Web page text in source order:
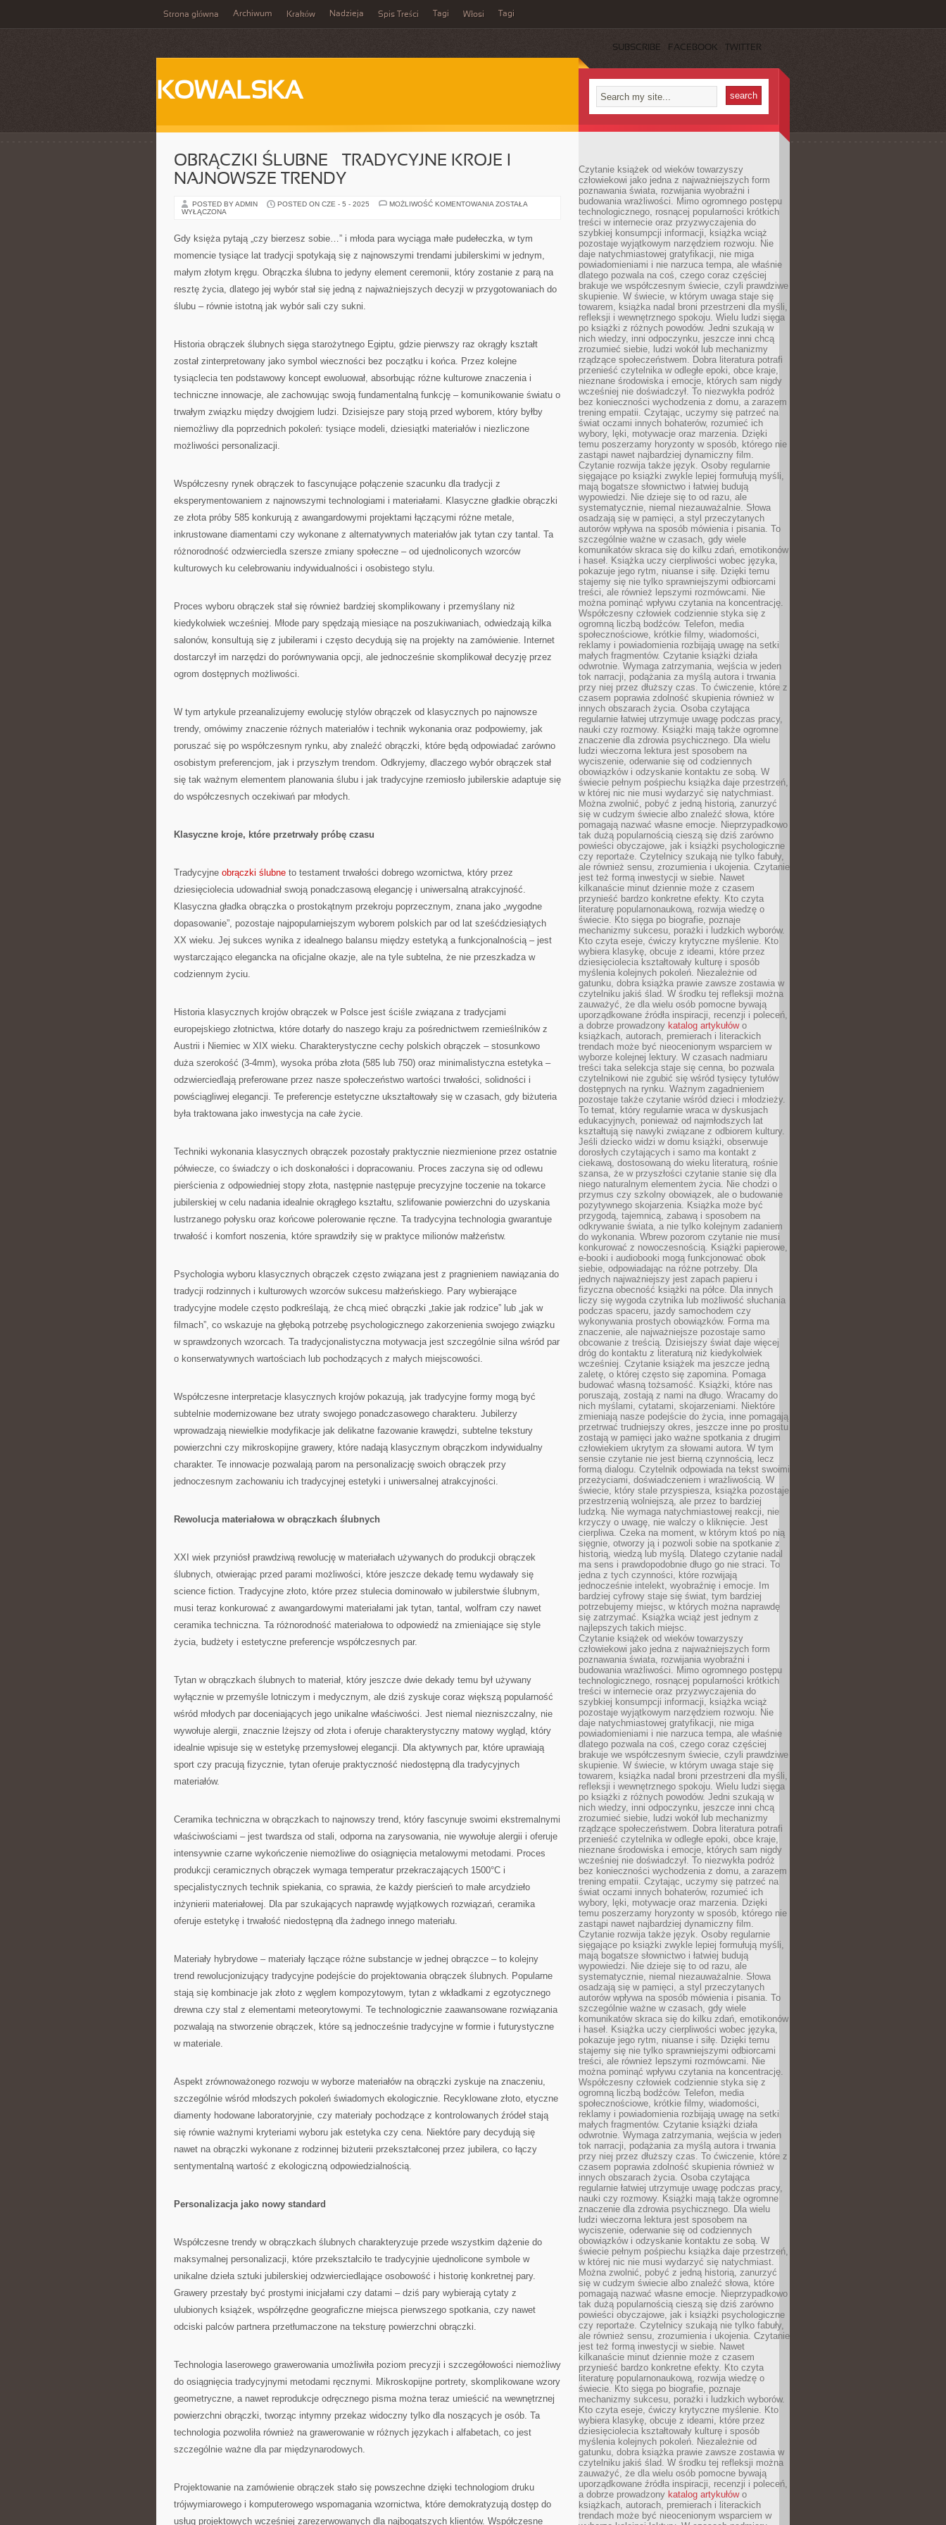
Strona główna Archiwum Kraków Nadzieja Spis Treści Tagi Włosi Tagi
SUBSCRIBE FACEBOOK TWITTER
KOWALSKA
OBRĄCZKI ŚLUBNE – TRADYCYJNE KROJE I
NAJNOWSZE TRENDY
POSTED BY ADMIN POSTED ON CZE - 5 - 2025 MOŻLIWOŚĆ KOMENTOWANIA OBRĄCZKI
KROJE
I
TRENDY
ZOSTAŁA
WYŁĄCZONA
Gdy księża pytają „czy bierzesz sobie…” i młoda para wyciąga małe pudełeczka, w tym
momencie tysiące lat tradycji spotykają się z najnowszymi trendami jubilerskimi w jednym,
małym złotym kręgu. Obrączka ślubna to jedyny element ceremonii, który zostanie z parą na
resztę życia, dlatego jej wybór stał się jedną z najważniejszych decyzji w przygotowaniach do
ślubu – równie istotną jak wybór sali czy sukni.
Historia obrączek ślubnych sięga starożytnego Egiptu, gdzie pierwszy raz okrągły kształt
został zinterpretowany jako symbol wieczności bez początku i końca. Przez kolejne
tysiąclecia ten podstawowy koncept ewoluował, absorbując różne kulturowe znaczenia i
techniczne innowacje, ale zachowując swoją fundamentalną funkcję – komunikowanie światu o
trwałym związku między dwojgiem ludzi. Dzisiejsze pary stoją przed wyborem, który byłby
niemożliwy dla poprzednich pokoleń: tysiące modeli, dziesiątki materiałów i niezliczone
możliwości personalizacji.
Współczesny rynek obrączek to fascynujące połączenie szacunku dla tradycji z
eksperymentowaniem z najnowszymi technologiami i materiałami. Klasyczne gładkie obrączki
ze złota próby 585 konkurują z awangardowymi projektami łączącymi różne metale,
inkrustowane diamentami czy wykonane z alternatywnych materiałów jak tytan czy tantal. Ta
różnorodność odzwierciedla szersze zmiany społeczne – od ujednoliconych wzorców
kulturowych ku celebrowaniu indywidualności i osobistego stylu.
Proces wyboru obrączek stał się również bardziej skomplikowany i przemyślany niż
kiedykolwiek wcześniej. Młode pary spędzają miesiące na poszukiwaniach, odwiedzają kilka
salonów, konsultują się z jubilerami i często decydują się na projekty na zamówienie. Internet
dostarczył im narzędzi do porównywania opcji, ale jednocześnie skomplikował decyzję przez
ogrom dostępnych możliwości.
W tym artykule przeanalizujemy ewolucję stylów obrączek od klasycznych po najnowsze
trendy, omówimy znaczenie różnych materiałów i technik wykonania oraz podpowiemy, jak
poruszać się po współczesnym rynku, aby znaleźć obrączki, które będą odpowiadać zarówno
osobistym preferencjom, jak i przyszłym trendom. Odkryjemy, dlaczego wybór obrączek stał
się tak ważnym elementem planowania ślubu i jak tradycyjne rzemiosło jubilerskie adaptuje się
do współczesnych oczekiwań par młodych.
Klasyczne kroje, które przetrwały próbę czasu
Tradycyjne obrączki ślubne to testament trwałości dobrego wzornictwa, który przez
dziesięciolecia udowadniał swoją ponadczasową elegancję i uniwersalną atrakcyjność.
Klasyczna gładka obrączka o prostokątnym przekroju poprzecznym, znana jako „wygodne
dopasowanie”, pozostaje najpopularniejszym wyborem polskich par od lat sześćdziesiątych
XX wieku. Jej sukces wynika z idealnego balansu między estetyką a funkcjonalnością – jest
wystarczająco elegancka na oficjalne okazje, ale na tyle subtelna, że nie przeszkadza w
codziennym życiu.
Historia klasycznych krojów obrączek w Polsce jest ściśle związana z tradycjami
europejskiego złotnictwa, które dotarły do naszego kraju za pośrednictwem rzemieślników z
Austrii i Niemiec w XIX wieku. Charakterystyczne cechy polskich obrączek – stosunkowo
duża szerokość (3-4mm), wysoka próba złota (585 lub 750) oraz minimalistyczna estetyka –
odzwierciedlają preferowane przez nasze społeczeństwo wartości trwałości, solidności i
powściągliwej elegancji. Te preferencje estetyczne ukształtowały się w czasach, gdy biżuteria
była traktowana jako inwestycja na całe życie.
Techniki wykonania klasycznych obrączek pozostały praktycznie niezmienione przez ostatnie
półwiecze, co świadczy o ich doskonałości i dopracowaniu. Proces zaczyna się od odlewu
pierścienia z odpowiedniej stopy złota, następnie następuje precyzyjne toczenie na tokarce
jubilerskiej w celu nadania idealnie okrągłego kształtu, szlifowanie powierzchni do uzyskania
lustrzanego połysku oraz końcowe polerowanie ręczne. Ta tradycyjna technologia gwarantuje
trwałość i komfort noszenia, które sprawdziły się w praktyce milionów małżeństw.
Psychologia wyboru klasycznych obrączek często związana jest z pragnieniem nawiązania do
tradycji rodzinnych i kulturowych wzorców sukcesu małżeńskiego. Pary wybierające
tradycyjne modele często podkreślają, że chcą mieć obrączki „takie jak rodzice” lub „jak w
filmach”, co wskazuje na głęboką potrzebę psychologicznego zakorzenienia swojego związku
w sprawdzonych wzorcach. Ta tradycjonalistyczna motywacja jest szczególnie silna wśród par
o konserwatywnych wartościach lub pochodzących z małych miejscowości.
Współczesne interpretacje klasycznych krojów pokazują, jak tradycyjne formy mogą być
subtelnie modernizowane bez utraty swojego ponadczasowego charakteru. Jubilerzy
wprowadzają niewielkie modyfikacje jak delikatne fazowanie krawędzi, subtelne tekstury
powierzchni czy mikroskopijne grawery, które nadają klasycznym obrączkom indywidualny
charakter. Te innowacje pozwalają parom na personalizację swoich obrączek przy
jednoczesnym zachowaniu ich tradycyjnej estetyki i uniwersalnej atrakcyjności.
Rewolucja materiałowa w obrączkach ślubnych
XXI wiek przyniósł prawdziwą rewolucję w materiałach używanych do produkcji obrączek
ślubnych, otwierając przed parami możliwości, które jeszcze dekadę temu wydawały się
science fiction. Tradycyjne złoto, które przez stulecia dominowało w jubilerstwie ślubnym,
musi teraz konkurować z awangardowymi materiałami jak tytan, tantal, wolfram czy nawet
ceramika techniczna. Ta różnorodność materiałowa to odpowiedź na zmieniające się style
życia, budżety i estetyczne preferencje współczesnych par.
Tytan w obrączkach ślubnych to materiał, który jeszcze dwie dekady temu był używany
wyłącznie w przemyśle lotniczym i medycznym, ale dziś zyskuje coraz większą popularność
wśród młodych par doceniających jego unikalne właściwości. Jest niemal niezniszczalny, nie
wywołuje alergii, znacznie lżejszy od złota i oferuje charakterystyczny matowy wygląd, który
idealnie wpisuje się w estetykę przemysłowej elegancji. Dla aktywnych par, które uprawiają
sport czy pracują fizycznie, tytan oferuje praktyczność niedostępną dla tradycyjnych
materiałów.
Ceramika techniczna w obrączkach to najnowszy trend, który fascynuje swoimi ekstremalnymi
właściwościami – jest twardsza od stali, odporna na zarysowania, nie wywołuje alergii i oferuje
intensywnie czarne wykończenie niemożliwe do osiągnięcia metalowymi metodami. Proces
produkcji ceramicznych obrączek wymaga temperatur przekraczających 1500°C i
specjalistycznych technik spiekania, co sprawia, że każdy pierścień to małe arcydzieło
inżynierii materiałowej. Dla par szukających naprawdę wyjątkowych rozwiązań, ceramika
oferuje estetykę i trwałość niedostępną dla żadnego innego materiału.
Materiały hybrydowe – materiały łączące różne substancje w jednej obrączce – to kolejny
trend rewolucjonizujący tradycyjne podejście do projektowania obrączek ślubnych. Popularne
stają się kombinacje jak złoto z węglem kompozytowym, tytan z wkładkami z egzotycznego
drewna czy stal z elementami meteorytowymi. Te technologicznie zaawansowane rozwiązania
pozwalają na stworzenie obrączek, które są jednocześnie tradycyjne w formie i futurystyczne
w materiale.
Aspekt zrównoważonego rozwoju w wyborze materiałów na obrączki zyskuje na znaczeniu,
szczególnie wśród młodszych pokoleń świadomych ekologicznie. Recyklowane złoto, etyczne
diamenty hodowane laboratoryjnie, czy materiały pochodzące z kontrolowanych źródeł stają
się równie ważnymi kryteriami wyboru jak estetyka czy cena. Niektóre pary decydują się
nawet na obrączki wykonane z rodzinnej biżuterii przekształconej przez jubilera, co łączy
sentymentalną wartość z ekologiczną odpowiedzialnością.
Personalizacja jako nowy standard
Współczesne trendy w obrączkach ślubnych charakteryzuje przede wszystkim dążenie do
maksymalnej personalizacji, które przekształciło te tradycyjnie ujednolicone symbole w
unikalne dzieła sztuki jubilerskiej odzwierciedlające osobowość i historię konkretnej pary.
Grawery przestały być prostymi inicjałami czy datami – dziś pary wybierają cytaty z
ulubionych książek, współrzędne geograficzne miejsca pierwszego spotkania, czy nawet
odciski palców partnera przetłumaczone na teksturę powierzchni obrączki.
Technologia laserowego grawerowania umożliwiła poziom precyzji i szczegółowości niemożliwy
do osiągnięcia tradycyjnymi metodami ręcznymi. Mikroskopijne portrety, skomplikowane wzory
geometryczne, a nawet reprodukcje odręcznego pisma można teraz umieścić na wewnętrznej
powierzchni obrączki, tworząc intymny przekaz widoczny tylko dla noszących je osób. Ta
technologia pozwoliła również na grawerowanie w różnych językach i alfabetach, co jest
szczególnie ważne dla par międzynarodowych.
Projektowanie na zamówienie obrączek stało się powszechne dzięki technologiom druku
trójwymiarowego i komputerowego wspomagania wzornictwa, które demokratyzują dostęp do
usług projektowych wcześniej zarezerwowanych dla najbogatszych klientów. Współczesne
Czytanie książek od wieków towarzyszy
człowiekowi jako jedna z najważniejszych form
poznawania świata, rozwijania wyobraźni i
budowania wrażliwości. Mimo ogromnego postępu
technologicznego, rosnącej popularności krótkich
treści w internecie oraz przyzwyczajenia do
szybkiej konsumpcji informacji, książka wciąż
pozostaje wyjątkowym narzędziem rozwoju. Nie
daje natychmiastowej gratyfikacji, nie miga
powiadomieniami i nie narzuca tempa, ale właśnie
dlatego pozwala na coś, czego coraz częściej
brakuje we współczesnym świecie, czyli prawdziwe
skupienie. W świecie, w którym uwaga staje się
towarem, książka nadal broni przestrzeni dla myśli,
refleksji i wewnętrznego spokoju. Wielu ludzi sięga
po książki z różnych powodów. Jedni szukają w
nich wiedzy, inni odpoczynku, jeszcze inni chcą
zrozumieć siebie, ludzi wokół lub mechanizmy
rządzące społeczeństwem. Dobra literatura potrafi
przenieść czytelnika w odległe epoki, obce kraje,
nieznane środowiska i emocje, których sam nigdy
wcześniej nie doświadczył. To niezwykła podróż
bez konieczności wychodzenia z domu, a zarazem
trening empatii. Czytając, uczymy się patrzeć na
świat oczami innych bohaterów, rozumieć ich
wybory, lęki, motywacje oraz marzenia. Dzięki
temu poszerzamy horyzonty w sposób, którego nie
zastąpi nawet najbardziej dynamiczny film.
Czytanie rozwija także język. Osoby regularnie
sięgające po książki zwykle lepiej formułują myśli,
mają bogatsze słownictwo i łatwiej budują
wypowiedzi. Nie dzieje się to od razu, ale
systematycznie, niemal niezauważalnie. Słowa
osadzają się w pamięci, a styl przeczytanych
autorów wpływa na sposób mówienia i pisania. To
szczególnie ważne w czasach, gdy wiele
komunikatów skraca się do kilku zdań, emotikonów
i haseł. Książka uczy cierpliwości wobec języka,
pokazuje jego rytm, niuanse i siłę. Dzięki temu
stajemy się nie tylko sprawniejszymi odbiorcami
treści, ale również lepszymi rozmówcami. Nie
można pominąć wpływu czytania na koncentrację.
Współczesny człowiek codziennie styka się z
ogromną liczbą bodźców. Telefon, media
społecznościowe, krótkie filmy, wiadomości,
reklamy i powiadomienia rozbijają uwagę na setki
małych fragmentów. Czytanie książki działa
odwrotnie. Wymaga zatrzymania, wejścia w jeden
tok narracji, podążania za myślą autora i trwania
przy niej przez dłuższy czas. To ćwiczenie, które z
czasem poprawia zdolność skupienia również w
innych obszarach życia. Osoba czytająca
regularnie łatwiej utrzymuje uwagę podczas pracy,
nauki czy rozmowy. Książki mają także ogromne
znaczenie dla zdrowia psychicznego. Dla wielu
ludzi wieczorna lektura jest sposobem na
wyciszenie, oderwanie się od codziennych
obowiązków i odzyskanie kontaktu ze sobą. W
świecie pełnym pośpiechu książka daje przestrzeń,
w której nic nie musi wydarzyć się natychmiast.
Można zwolnić, pobyć z jedną historią, zanurzyć
się w cudzym świecie albo znaleźć słowa, które
pomagają nazwać własne emocje. Nieprzypadkowo
tak dużą popularnością cieszą się dziś zarówno
powieści obyczajowe, jak i książki psychologiczne
czy reportaże. Czytelnicy szukają nie tylko fabuły,
ale również sensu, zrozumienia i ukojenia. Czytanie
jest też formą inwestycji w siebie. Nawet
kilkanaście minut dziennie może z czasem
przynieść bardzo konkretne efekty. Kto czyta
literaturę popularnonaukową, rozwija wiedzę o
świecie. Kto sięga po biografie, poznaje
mechanizmy sukcesu, porażki i ludzkich wyborów.
Kto czyta eseje, ćwiczy krytyczne myślenie. Kto
wybiera klasykę, obcuje z ideami, które przez
dziesięciolecia kształtowały kulturę i sposób
myślenia kolejnych pokoleń. Niezależnie od
gatunku, dobra książka prawie zawsze zostawia w
czytelniku jakiś ślad. W środku tej refleksji można
zauważyć, że dla wielu osób pomocne bywają
uporządkowane źródła inspiracji, recenzji i poleceń,
a dobrze prowadzony katalog artykułówo
książkach, autorach, premierach i literackich
trendach może być nieocenionym wsparciem w
wyborze kolejnej lektury. W czasach nadmiaru
treści taka selekcja staje się cenna, bo pozwala
czytelnikowi nie zgubić się wśród tysięcy tytułów
dostępnych na rynku. Ważnym zagadnieniem
pozostaje także czytanie wśród dzieci i młodzieży.
To temat, który regularnie wraca w dyskusjach
edukacyjnych, ponieważ od najmłodszych lat
kształtują się nawyki związane z odbiorem kultury.
Jeśli dziecko widzi w domu książki, obserwuje
dorosłych czytających i samo ma kontakt z
ciekawą, dostosowaną do wieku literaturą, rośnie
szansa, że w przyszłości czytanie stanie się dla
niego naturalnym elementem życia. Nie chodzi o
przymus czy szkolny obowiązek, ale o budowanie
pozytywnego skojarzenia. Książka może być
przygodą, tajemnicą, zabawą i sposobem na
odkrywanie świata, a nie tylko kolejnym zadaniem
do wykonania. Wbrew pozorom czytanie nie musi
konkurować z nowoczesnością. Książki papierowe,
e-booki i audiobooki mogą funkcjonować obok
siebie, odpowiadając na różne potrzeby. Dla
jednych najważniejszy jest zapach papieru i
fizyczna obecność książki na półce. Dla innych
liczy się wygoda czytnika lub możliwość słuchania
podczas spaceru, jazdy samochodem czy
wykonywania prostych obowiązków. Forma ma
znaczenie, ale najważniejsze pozostaje samo
obcowanie z treścią. Dzisiejszy świat daje więcej
dróg do kontaktu z literaturą niż kiedykolwiek
wcześniej. Czytanie książek ma jeszcze jedną
zaletę, o której często się zapomina. Pomaga
budować własną tożsamość. Książki, które nas
poruszają, zostają z nami na długo. Wracamy do
nich myślami, cytatami, skojarzeniami. Niektóre
zmieniają nasze podejście do życia, inne pomagają
przetrwać trudniejszy okres, jeszcze inne po prostu
zostają w pamięci jako ważne spotkania z drugim
człowiekiem ukrytym za słowami autora. W tym
sensie czytanie nie jest bierną czynnością, lecz
formą dialogu. Czytelnik odpowiada na tekst swoimi
przeżyciami, doświadczeniem i wrażliwością. W
świecie, który stale przyspiesza, książka pozostaje
przestrzenią wolniejszą, ale przez to bardziej
ludzką. Nie wymaga natychmiastowej reakcji, nie
krzyczy o uwagę, nie walczy o kliknięcie. Jest
cierpliwa. Czeka na moment, w którym ktoś po nią
sięgnie, otworzy ją i pozwoli sobie na spotkanie z
historią, wiedzą lub myślą. Dlatego czytanie nadal
ma sens i prawdopodobnie długo go nie straci. To
jedna z tych czynności, które rozwijają
jednocześnie intelekt, wyobraźnię i emocje. Im
bardziej cyfrowy staje się świat, tym bardziej
potrzebujemy miejsc, w których można naprawdę
się zatrzymać. Książka wciąż jest jednym z
najlepszych takich miejsc.
Czytanie książek od wieków towarzyszy
człowiekowi jako jedna z najważniejszych form
poznawania świata, rozwijania wyobraźni i
budowania wrażliwości. Mimo ogromnego postępu
technologicznego, rosnącej popularności krótkich
treści w internecie oraz przyzwyczajenia do
szybkiej konsumpcji informacji, książka wciąż
pozostaje wyjątkowym narzędziem rozwoju. Nie
daje natychmiastowej gratyfikacji, nie miga
powiadomieniami i nie narzuca tempa, ale właśnie
dlatego pozwala na coś, czego coraz częściej
brakuje we współczesnym świecie, czyli prawdziwe
skupienie. W świecie, w którym uwaga staje się
towarem, książka nadal broni przestrzeni dla myśli,
refleksji i wewnętrznego spokoju. Wielu ludzi sięga
po książki z różnych powodów. Jedni szukają w
nich wiedzy, inni odpoczynku, jeszcze inni chcą
zrozumieć siebie, ludzi wokół lub mechanizmy
rządzące społeczeństwem. Dobra literatura potrafi
przenieść czytelnika w odległe epoki, obce kraje,
nieznane środowiska i emocje, których sam nigdy
wcześniej nie doświadczył. To niezwykła podróż
bez konieczności wychodzenia z domu, a zarazem
trening empatii. Czytając, uczymy się patrzeć na
świat oczami innych bohaterów, rozumieć ich
wybory, lęki, motywacje oraz marzenia. Dzięki
temu poszerzamy horyzonty w sposób, którego nie
zastąpi nawet najbardziej dynamiczny film.
Czytanie rozwija także język. Osoby regularnie
sięgające po książki zwykle lepiej formułują myśli,
mają bogatsze słownictwo i łatwiej budują
wypowiedzi. Nie dzieje się to od razu, ale
systematycznie, niemal niezauważalnie. Słowa
osadzają się w pamięci, a styl przeczytanych
autorów wpływa na sposób mówienia i pisania. To
szczególnie ważne w czasach, gdy wiele
komunikatów skraca się do kilku zdań, emotikonów
i haseł. Książka uczy cierpliwości wobec języka,
pokazuje jego rytm, niuanse i siłę. Dzięki temu
stajemy się nie tylko sprawniejszymi odbiorcami
treści, ale również lepszymi rozmówcami. Nie
można pominąć wpływu czytania na koncentrację.
Współczesny człowiek codziennie styka się z
ogromną liczbą bodźców. Telefon, media
społecznościowe, krótkie filmy, wiadomości,
reklamy i powiadomienia rozbijają uwagę na setki
małych fragmentów. Czytanie książki działa
odwrotnie. Wymaga zatrzymania, wejścia w jeden
tok narracji, podążania za myślą autora i trwania
przy niej przez dłuższy czas. To ćwiczenie, które z
czasem poprawia zdolność skupienia również w
innych obszarach życia. Osoba czytająca
regularnie łatwiej utrzymuje uwagę podczas pracy,
nauki czy rozmowy. Książki mają także ogromne
znaczenie dla zdrowia psychicznego. Dla wielu
ludzi wieczorna lektura jest sposobem na
wyciszenie, oderwanie się od codziennych
obowiązków i odzyskanie kontaktu ze sobą. W
świecie pełnym pośpiechu książka daje przestrzeń,
w której nic nie musi wydarzyć się natychmiast.
Można zwolnić, pobyć z jedną historią, zanurzyć
się w cudzym świecie albo znaleźć słowa, które
pomagają nazwać własne emocje. Nieprzypadkowo
tak dużą popularnością cieszą się dziś zarówno
powieści obyczajowe, jak i książki psychologiczne
czy reportaże. Czytelnicy szukają nie tylko fabuły,
ale również sensu, zrozumienia i ukojenia. Czytanie
jest też formą inwestycji w siebie. Nawet
kilkanaście minut dziennie może z czasem
przynieść bardzo konkretne efekty. Kto czyta
literaturę popularnonaukową, rozwija wiedzę o
świecie. Kto sięga po biografie, poznaje
mechanizmy sukcesu, porażki i ludzkich wyborów.
Kto czyta eseje, ćwiczy krytyczne myślenie. Kto
wybiera klasykę, obcuje z ideami, które przez
dziesięciolecia kształtowały kulturę i sposób
myślenia kolejnych pokoleń. Niezależnie od
gatunku, dobra książka prawie zawsze zostawia w
czytelniku jakiś ślad. W środku tej refleksji można
zauważyć, że dla wielu osób pomocne bywają
uporządkowane źródła inspiracji, recenzji i poleceń,
a dobrze prowadzony katalog artykułówo
książkach, autorach, premierach i literackich
trendach może być nieocenionym wsparciem w